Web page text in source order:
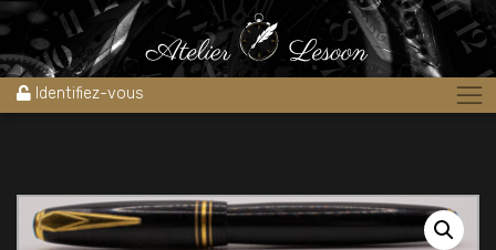
Identifiez-vous
Accueil » Boutique Stylos » Stylos plume
Gros modèle UNIC
CELLUOID NOIR 1940’S